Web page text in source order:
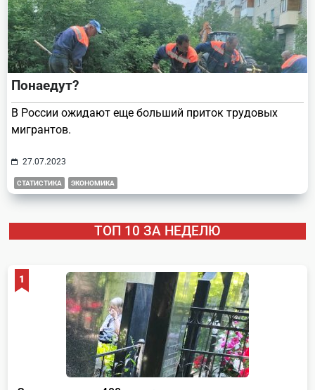
Понаедут?
В России ожидают еще больший приток трудовых
мигрантов.
27.07.2023
СТАТИСТИКА ЭКОНОМИКА
ТОП 10 ЗА НЕДЕЛЮ